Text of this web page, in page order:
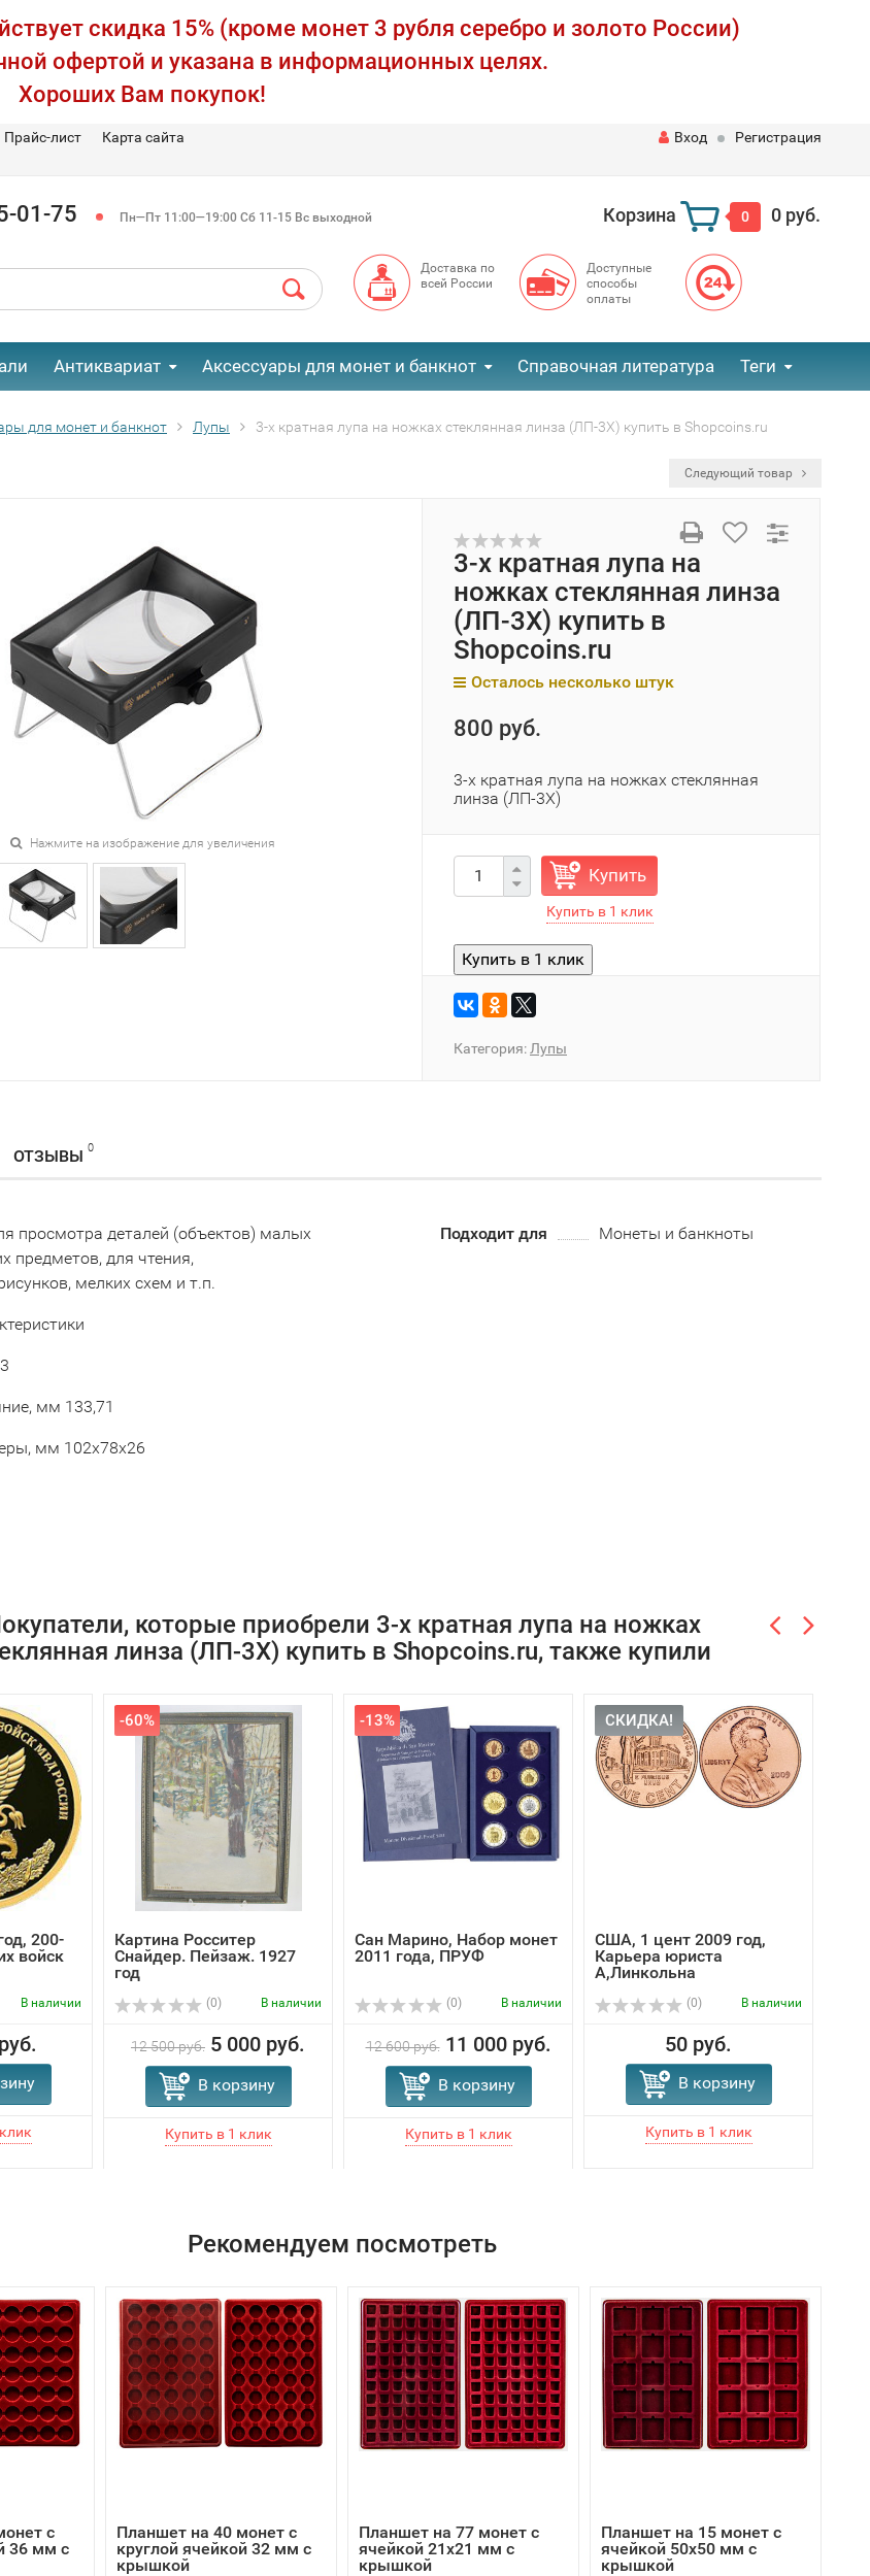
скидка 15% (кроме монет 3 рубля серебро и золото России)
офертой и указана в информационных целях.
Хороших Вам покупок!
Прайс-лист
Карта сайта
Вход Регистрация
01-75 Пн—Пт 11:00—19:00 Сб 11-15 Вс выходной Корзина 0 0 руб.
Доставка по
всей России
Доступные
способы
оплаты
Антиквариат Аксессуары для монет и банкнот Справочная литература Теги
для монет и банкнот Лупы 3-х кратная лупа на ножках стеклянная линза (ЛП-3Х) купить в Shopcoins.ru
Следующий товар
Нажмите на изображение для увеличения
3-х кратная лупа на
ножках стеклянная линза
(ЛП-3Х) купить в
Shopcoins.ru
Осталось несколько штук
800 руб.
3-х кратная лупа на ножках стеклянная
линза (ЛП-3Х)
Купить
Категория: Лупы
ОТЗЫВЫ 0
просмотра деталей (объектов) малых
предметов, для чтения,
мелких схем и т.п.
мм 133,71
мм 102х78х26
Подходит для Монеты и банкноты
которые приобрели 3-х кратная лупа на ножках
линза (ЛП-3Х) купить в Shopcoins.ru, также купили
200-
войск
В наличии
-60%
Картина Росситер
Снайдер. Пейзаж. 1927
год
(0) В наличии
12 500 руб. 5 000 руб.
В корзину
-13%
Сан Марино, Набор монет
2011 года, ПРУФ
(0) В наличии
12 600 руб. 11 000 руб.
В корзину
СКИДКА!
США, 1 цент 2009 год,
Карьера юриста
А,Линкольна
(0) В наличии
50 руб.
В корзину
Рекомендуем посмотреть
с
36 мм с
Планшет на 40 монет с
круглой ячейкой 32 мм с
крышкой
Планшет на 77 монет с
ячейкой 21х21 мм с
крышкой
Планшет на 15 монет с
ячейкой 50х50 мм с
крышкой